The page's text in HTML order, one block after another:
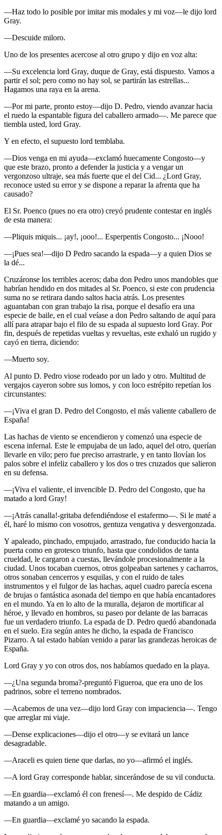
—Haz todo lo posible por imitar mis modales y mi voz—le dijo lord
Gray.
—Descuide miloro.
Uno de los presentes acercose al otro grupo y dijo en voz alta:
—Su excelencia lord Gray, duque de Gray, está dispuesto. Vamos a
partir el sol; pero como no hay sol, se partirán las estrellas...
Hagamos una raya en la arena.
—Por mi parte, pronto estoy—dijo D. Pedro, viendo avanzar hacia
el ruedo la espantable figura del caballero armado—. Me parece que
tiembla usted, lord Gray.
Y en efecto, el supuesto lord temblaba.
—Dios venga en mi ayuda—exclamó huecamente Congosto—y
que este brazo, pronto a defender la justicia y a vengar un
vergonzoso ultraje, sea más fuerte que el del Cid... ¿Lord Gray,
reconoce usted su error y se dispone a reparar la afrenta que ha
causado?
El Sr. Poenco (pues no era otro) creyó prudente contestar en inglés
de esta manera:
—Pliquis miquis... ¡ay!, ¡ooo!... Esperpentis Congosto... ¡Nooo!
—¡Pues sea!—dijo D Pedro sacando la espada—y a quien Dios se
la dé...
Cruzáronse los terribles aceros; daba don Pedro unos mandobles que
habrían hendido en dos mitades al Sr. Poenco, si este con prudencia
suma no se retirara dando saltos hacia atrás. Los presentes
aguantaban con gran trabajo la risa, porque el desafío era una
especie de baile, en el cual veíase a don Pedro saltando de aquí para
allí para atrapar bajo el filo de su espada al supuesto lord Gray. Por
fin, después de repetidas vueltas y revueltas, este exhaló un rugido y
cayó en tierra, diciendo:
—Muerto soy.
Al punto D. Pedro viose rodeado por un lado y otro. Multitud de
vergajos cayeron sobre sus lomos, y con loco estrépito repetían los
circunstantes:
—¡Viva el gran D. Pedro del Congosto, el más valiente caballero de
España!
Las hachas de viento se encendieron y comenzó una especie de
escena infernal. Este le empujaba de un lado, aquel del otro, querían
llevarle en vilo; pero fue preciso arrastrarle, y en tanto llovían los
palos sobre el infeliz caballero y los dos o tres cruzados que salieron
en su defensa.
—¡Viva el valiente, el invencible D. Pedro del Congosto, que ha
matado a lord Gray!
—¡Atrás canalla!-gritaba defendiéndose el estafermo—. Si le maté a
él, haré lo mismo con vosotros, gentuza vengativa y desvergonzada.
Y apaleado, pinchado, empujado, arrastrado, fue conducido hacia la
puerta como en grotesco triunfo, hasta que condolidos de tanta
crueldad, le cargaron a cuestas, llevándole procesionalmente a la
ciudad. Unos tocaban cuernos, otros golpeaban sartenes y cacharros,
otros sonaban cencerros y esquilas, y con el ruido de tales
instrumentos y el fulgor de las hachas, aquel cuadro parecía escena
de brujas o fantástica asonada del tiempo en que había encantadores
en el mundo. Ya en lo alto de la muralla, dejaron de mortificar al
héroe, y llevado en hombros, su paseo por delante de las barracas
fue un verdadero triunfo. La espada de D. Pedro quedó abandonada
en el suelo. Era según antes he dicho, la espada de Francisco
Pizarro. A tal estado habían venido a parar las grandezas heroicas de
España.
Lord Gray y yo con otros dos, nos habíamos quedado en la playa.
—¿Una segunda broma?-preguntó Figueroa, que era uno de los
padrinos, sobre el terreno nombrados.
—Acabemos de una vez—dijo lord Gray con impaciencia—. Tengo
que arreglar mi viaje.
—Dense explicaciones—dijo el otro—y se evitará un lance
desagradable.
—Araceli es quien tiene que darlas, no yo—afirmó el inglés.
—A lord Gray corresponde hablar, sincerándose de su vil conducta.
—En guardia—exclamó él con frenesí—. Me despido de Cádiz
matando a un amigo.
—En guardia—exclamé yo sacando la espada.